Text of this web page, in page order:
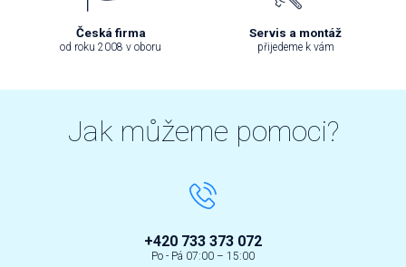
Česká firma
od roku 2008 v oboru
Servis a montáž
přijedeme k vám
Jak můžeme pomoci?
+420 733 373 072
Po - Pá 07:00 – 15:00